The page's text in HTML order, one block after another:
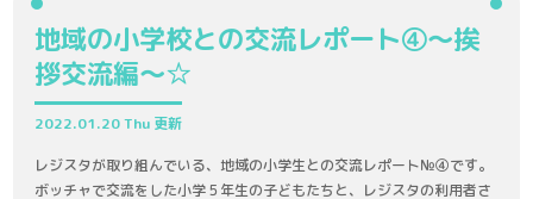
地域の小学校との交流レポート④～挨
拶交流編～☆
2022.01.20 Thu 更新
レジスタが取り組んでいる、地域の小学生との交流レポート№④です。
ボッチャで交流をした小学５年生の子どもたちと、レジスタの利用者さ